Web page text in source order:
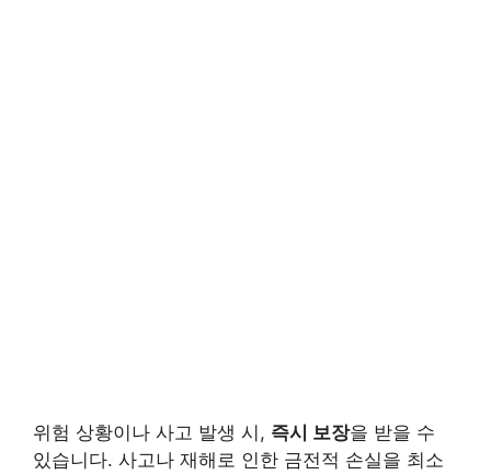
위험 상황이나 사고 발생 시, 즉시 보장을 받을 수
있습니다. 사고나 재해로 인한 금전적 손실을 최소